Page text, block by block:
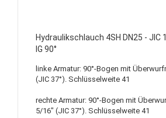
Hydraulikschlauch 4SH DN25 - JIC
IG 90°
linke Armatur: 90°-Bogen mit
(JIC 37°). Schlüsselweite 41
rechte Armatur: 90°-Bogen mit
5/16" (JIC 37°). Schlüsselweite 41